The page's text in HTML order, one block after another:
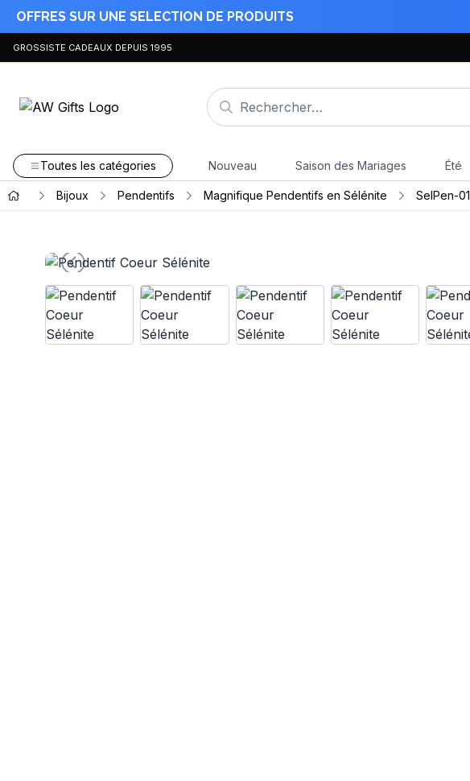
OFFRES SUR UNE SELECTION DE PRODUITS
GROSSISTE CADEAUX DEPUIS 1995
Toutes les catégories Nouveau Saison des Mariages Été
Bijoux Pendentifs Magnifique Pendentifs en Sélénite SelPen-01